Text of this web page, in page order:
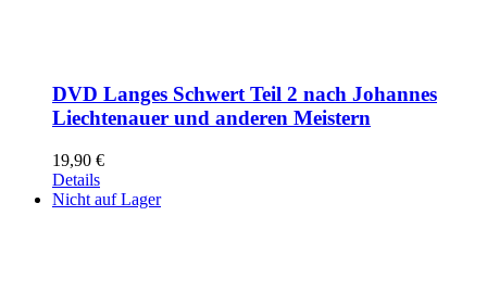
DVD Langes Schwert Teil 2 nach Johannes
Liechtenauer und anderen Meistern
19,90 €
Details
Nicht auf Lager